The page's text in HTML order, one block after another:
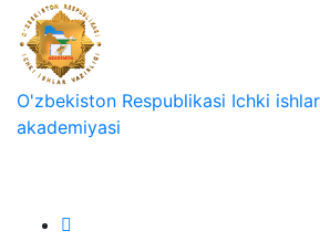
O'zbekiston Respublikasi Ichki
akademiyasi